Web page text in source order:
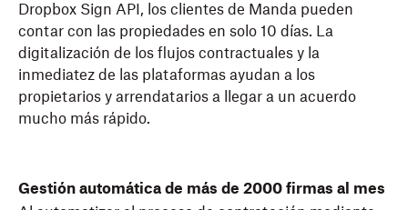
Dropbox Sign API, los clientes de Manda pueden
contar con las propiedades en solo 10 días. La
digitalización de los flujos contractuales y la
inmediatez de las plataformas ayudan a los
propietarios y arrendatarios a llegar a un acuerdo
mucho más rápido.
Gestión automática de más de 2000 firmas al mes